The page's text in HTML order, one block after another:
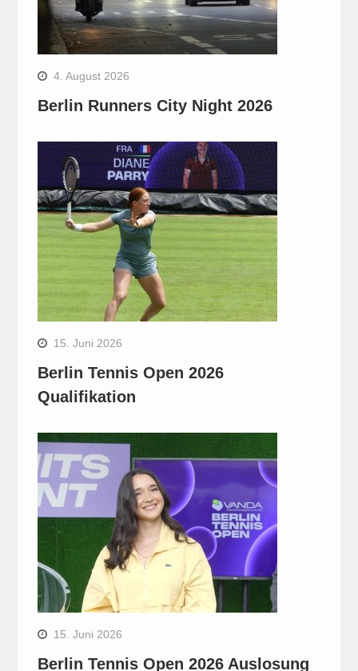
4. August 2026
Berlin Runners City Night 2026
15. Juni 2026
Berlin Tennis Open 2026
Qualifikation
15. Juni 2026
Berlin Tennis Open 2026 Auslosung